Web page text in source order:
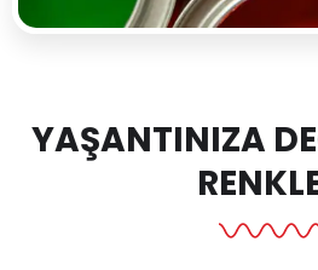
YAŞANTINIZA